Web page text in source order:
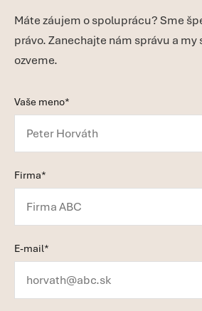
Máte záujem o spoluprácu? Sme
právo. Zanechajte nám správu a my
ozveme.
Vaše meno*
Firma*
E-mail*